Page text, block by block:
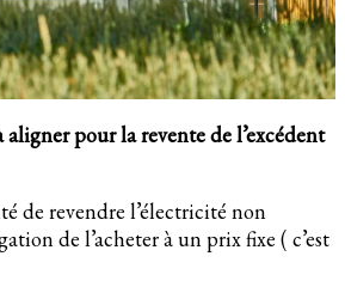
pour la revente de l’excédent
de revendre l’électricité non
de l’acheter à un prix fixe ( c’est